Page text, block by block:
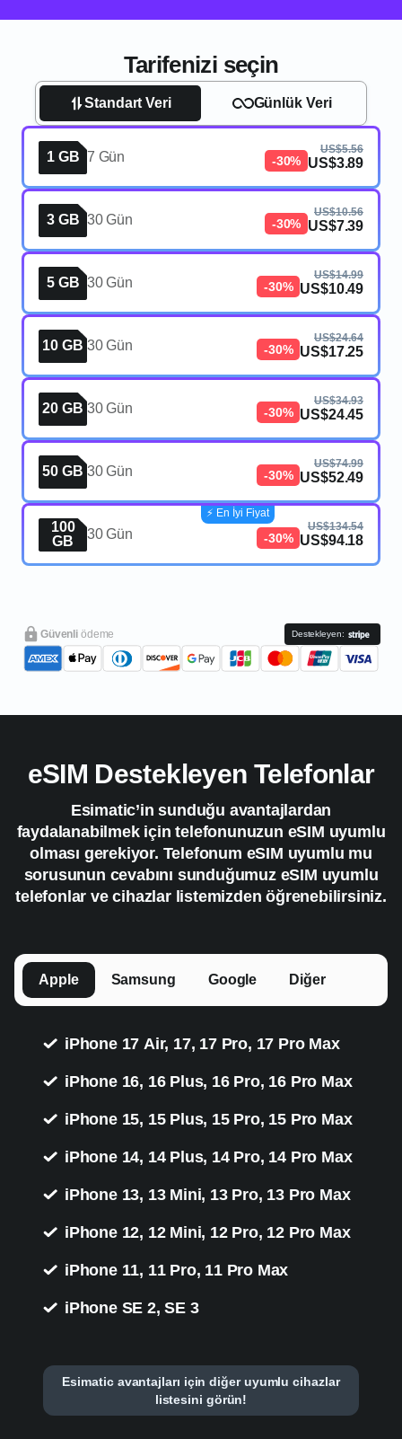
Tarifenizi seçin
Standart Veri Günlük Veri
1 GB 7 Gün -30%
US$5.56
US$3.89
3 GB 30 Gün -30%
US$10.56
US$7.39
5 GB 30 Gün -30%
US$14.99
US$10.49
10 GB 30 Gün -30%
US$24.64
US$17.25
20 GB 30 Gün -30%
US$34.93
US$24.45
50 GB 30 Gün -30%
US$74.99
US$52.49
100
GB
30 Gün -30%
US$134.54
US$94.18
⚡️ En İyi Fiyat
Güvenli ödeme Destekleyen:
eSIM Destekleyen Telefonlar
Esimatic’in sunduğu avantajlardan
faydalanabilmek için telefonunuzun eSIM uyumlu
olması gerekiyor. Telefonum eSIM uyumlu mu
sorusunun cevabını sunduğumuz eSIM uyumlu
telefonlar ve cihazlar listemizden öğrenebilirsiniz.
Apple Samsung Google Diğer
iPhone 17 Air, 17, 17 Pro, 17 Pro Max
iPhone 16, 16 Plus, 16 Pro, 16 Pro Max
iPhone 15, 15 Plus, 15 Pro, 15 Pro Max
iPhone 14, 14 Plus, 14 Pro, 14 Pro Max
iPhone 13, 13 Mini, 13 Pro, 13 Pro Max
iPhone 12, 12 Mini, 12 Pro, 12 Pro Max
iPhone 11, 11 Pro, 11 Pro Max
iPhone SE 2, SE 3
Esimatic avantajları için diğer uyumlu cihazlar
listesini görün!